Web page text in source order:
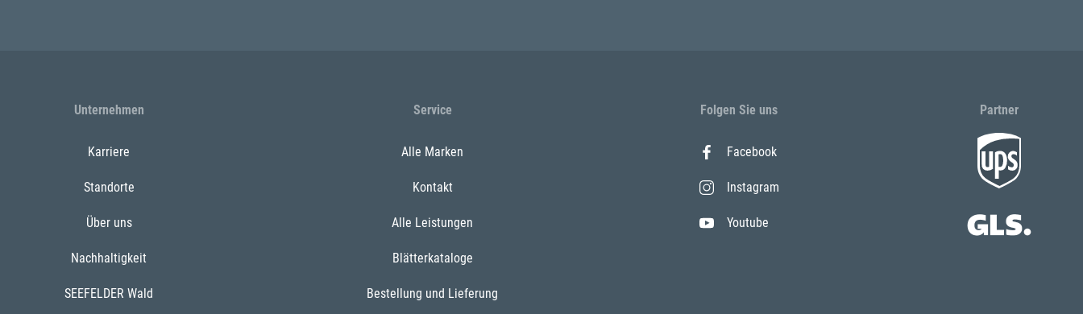
Unternehmen
Karriere
Standorte
Über uns
Nachhaltigkeit
SEEFELDER Wald
Service
Alle Marken
Kontakt
Alle Leistungen
Blätterkataloge
Bestellung und Lieferung
Folgen Sie uns
Facebook
Instagram
Youtube
Partner